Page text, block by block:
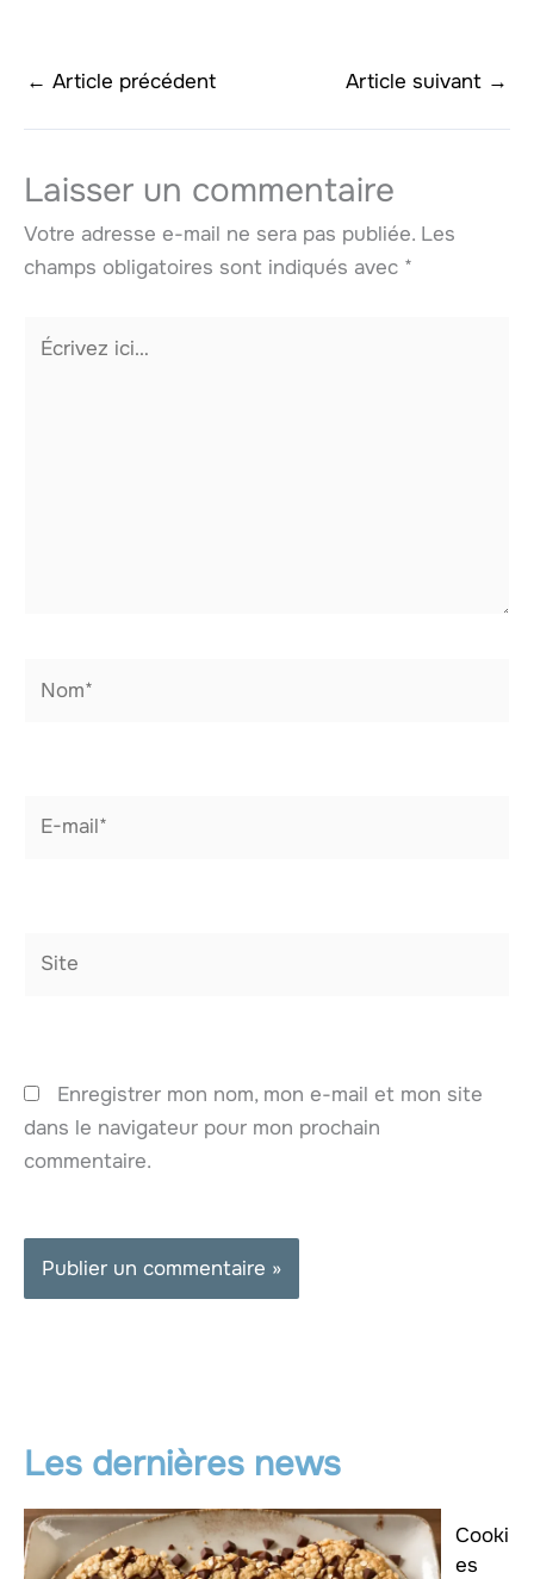
← Article précédent Article suivant →
Laisser un commentaire
Votre adresse e-mail ne sera pas publiée. Les
champs obligatoires sont indiqués avec *
Écrivez
Enregistrer mon nom, mon e-mail et mon site
dans le navigateur pour mon prochain
commentaire.
Les dernières news
Cooki
es